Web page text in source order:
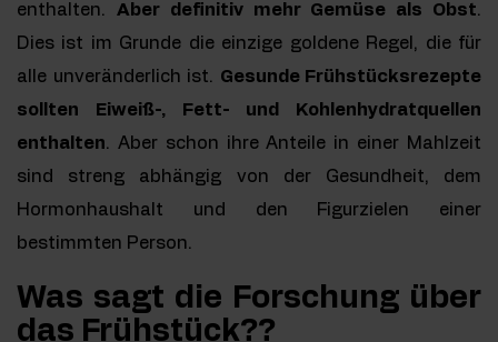
enthalten. Aber definitiv mehr Gemüse als Obst.
Dies ist im Grunde die einzige goldene Regel, die für
alle unveränderlich ist. Gesunde Frühstücksrezepte
sollten Eiweiß-, Fett- und Kohlenhydratquellen
enthalten. Aber schon ihre Anteile in einer Mahlzeit
sind streng abhängig von der Gesundheit, dem
Hormonhaushalt und den Figurzielen einer
bestimmten Person.
Was sagt die Forschung über
das Frühstück??